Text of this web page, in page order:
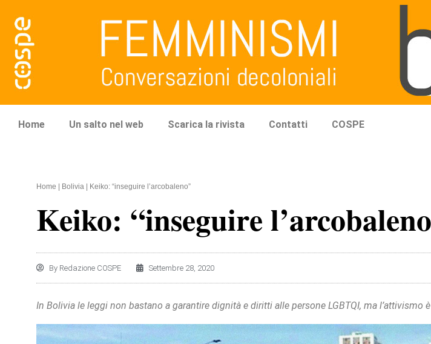
Home Un salto nel web Scarica la rivista Contatti COSPE
Home Bolivia Keiko: “inseguire l’arcobaleno”
Keiko: “inseguire
By Redazione COSPE Settembre 28, 2020
In Bolivia le leggi non bastano a garantire dignità e diritti alle persone LGBTQI, ma l’attivismo